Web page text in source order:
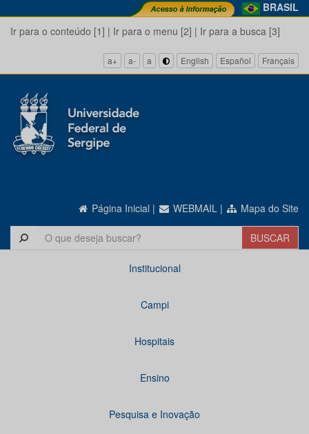
BRASIL
Ir para o conteúdo [1] | Ir para o menu [2] | Ir para a busca [3]
a+ a- a English Español Français
Página Inicial | WEBMAIL | Mapa do Site
Institucional
Campi
Hospitais
Ensino
Pesquisa e Inovação